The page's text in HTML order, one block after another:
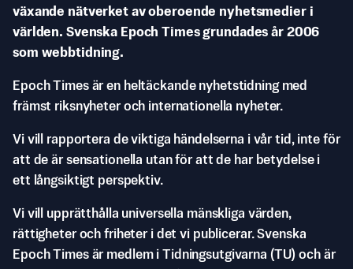
växande nätverket av oberoende nyhetsmedier i
världen. Svenska Epoch Times grundades år 2006
som webbtidning.
Epoch Times är en heltäckande nyhetstidning med
främst riksnyheter och internationella nyheter.
Vi vill rapportera de viktiga händelserna i vår tid, inte för
att de är sensationella utan för att de har betydelse i
ett långsiktigt perspektiv.
Vi vill upprätthålla universella mänskliga värden,
rättigheter och friheter i det vi publicerar. Svenska
Epoch Times är medlem i Tidningsutgivarna (TU) och är